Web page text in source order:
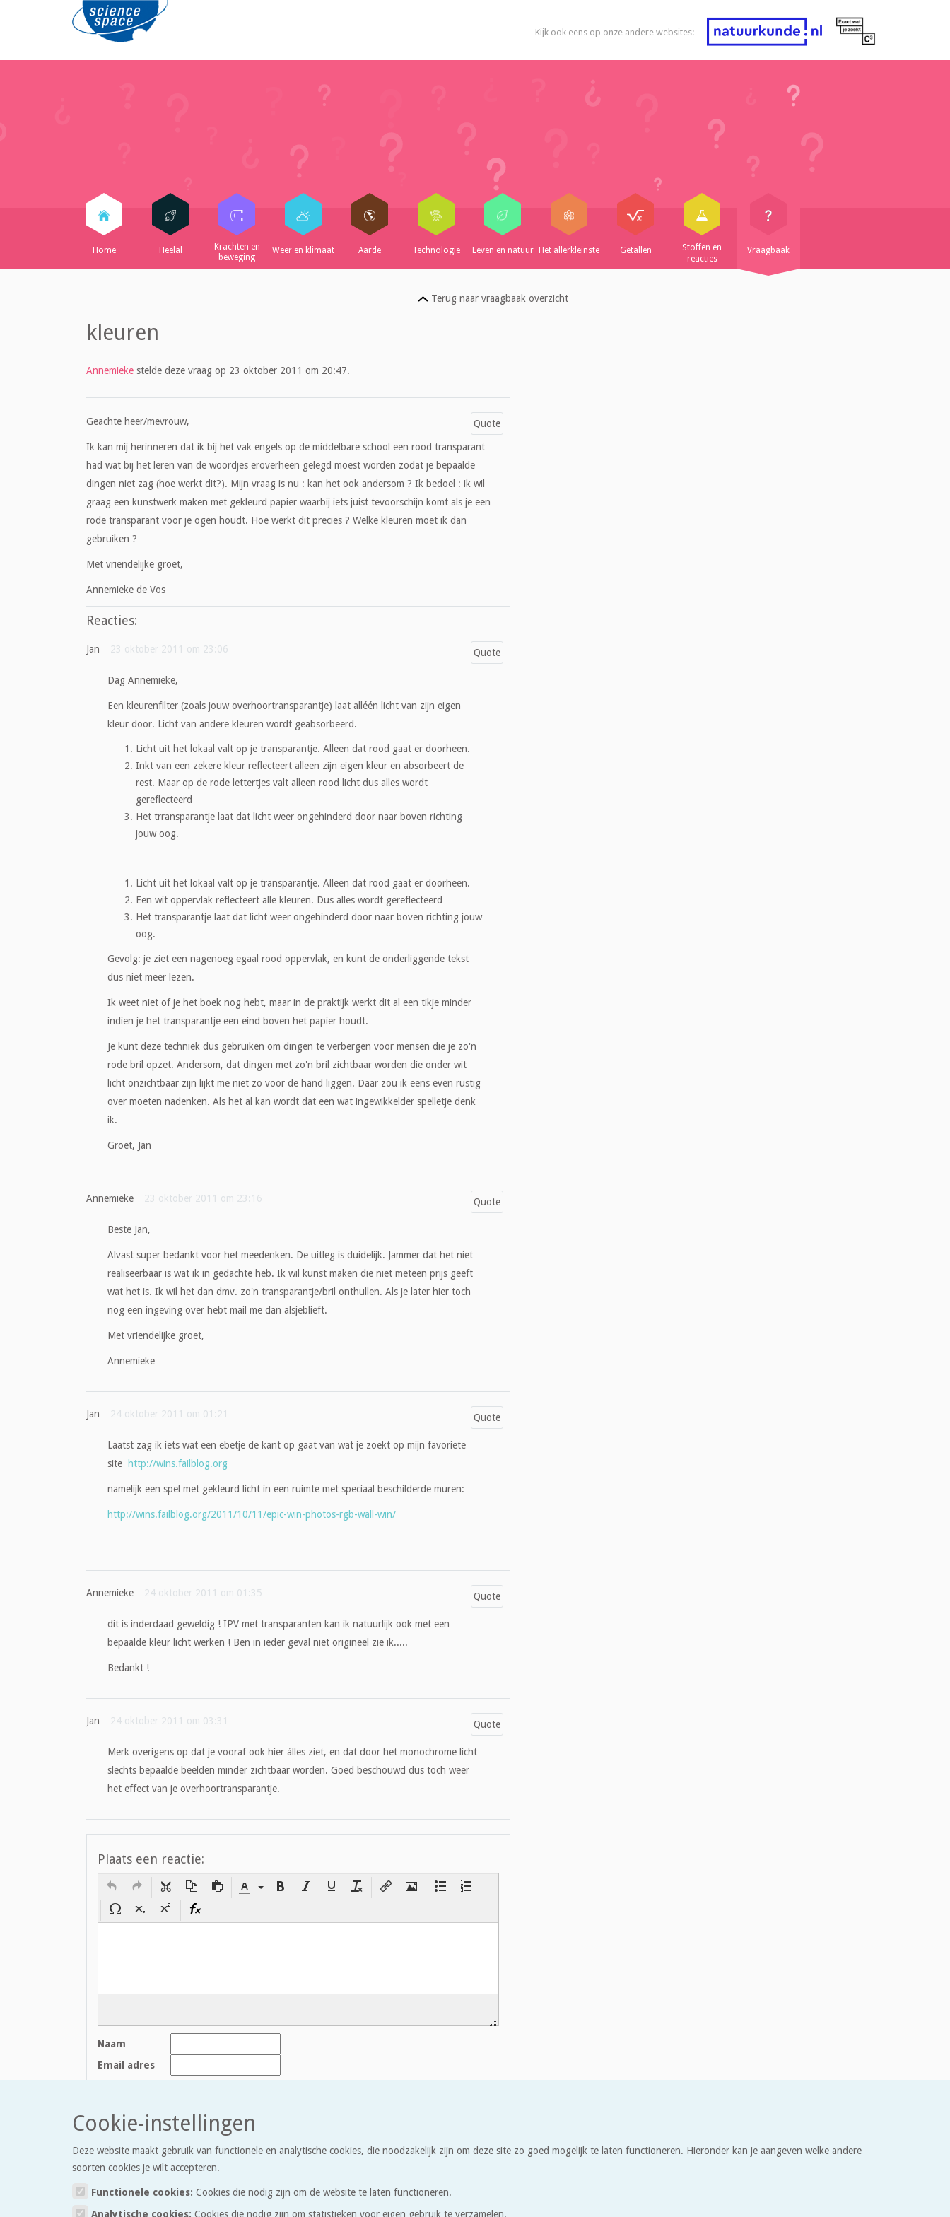
Kijk ook eens op onze andere websites:
Home Heelal
Krachten en
beweging
Weer en klimaat Aarde Technologie Leven en natuur Het allerkleinste Getallen
Stoffen en
reacties
Vraagbaak
Terug naar vraagbaak overzicht
kleuren
Annemieke stelde deze vraag op 23 oktober 2011 om 20:47.
Quote
Geachte heer/mevrouw,
Ik kan mij herinneren dat ik bij het vak engels op de middelbare school een rood transparant
had wat bij het leren van de woordjes eroverheen gelegd moest worden zodat je bepaalde
dingen niet zag (hoe werkt dit?). Mijn vraag is nu : kan het ook andersom ? Ik bedoel : ik wil
graag een kunstwerk maken met gekleurd papier waarbij iets juist tevoorschijn komt als je een
rode transparant voor je ogen houdt. Hoe werkt dit precies ? Welke kleuren moet ik dan
gebruiken ?
Met vriendelijke groet,
Annemieke de Vos
Reacties:
Jan 23 oktober 2011 om 23:06 Quote
Dag Annemieke,
Een kleurenfilter (zoals jouw overhoortransparantje) laat alléén licht van zijn eigen
kleur door. Licht van andere kleuren wordt geabsorbeerd.
Licht uit het lokaal valt op je transparantje. Alleen dat rood gaat er doorheen.
Inkt van een zekere kleur reflecteert alleen zijn eigen kleur en absorbeert de
rest. Maar op de rode lettertjes valt alleen rood licht dus alles wordt
gereflecteerd
Het trransparantje laat dat licht weer ongehinderd door naar boven richting
jouw oog.
Licht uit het lokaal valt op je transparantje. Alleen dat rood gaat er doorheen.
Een wit oppervlak reflecteert alle kleuren. Dus alles wordt gereflecteerd
Het transparantje laat dat licht weer ongehinderd door naar boven richting jouw
oog.
Gevolg: je ziet een nagenoeg egaal rood oppervlak, en kunt de onderliggende tekst
dus niet meer lezen.
Ik weet niet of je het boek nog hebt, maar in de praktijk werkt dit al een tikje minder
indien je het transparantje een eind boven het papier houdt.
Je kunt deze techniek dus gebruiken om dingen te verbergen voor mensen die je zo'n
rode bril opzet. Andersom, dat dingen met zo'n bril zichtbaar worden die onder wit
licht onzichtbaar zijn lijkt me niet zo voor de hand liggen. Daar zou ik eens even rustig
over moeten nadenken. Als het al kan wordt dat een wat ingewikkelder spelletje denk
ik.
Groet, Jan
Annemieke 23 oktober 2011 om 23:16 Quote
Beste Jan,
Alvast super bedankt voor het meedenken. De uitleg is duidelijk. Jammer dat het niet
realiseerbaar is wat ik in gedachte heb. Ik wil kunst maken die niet meteen prijs geeft
wat het is. Ik wil het dan dmv. zo'n transparantje/bril onthullen. Als je later hier toch
nog een ingeving over hebt mail me dan alsjeblieft.
Met vriendelijke groet,
Annemieke
Jan 24 oktober 2011 om 01:21 Quote
Laatst zag ik iets wat een ebetje de kant op gaat van wat je zoekt op mijn favoriete
site
http://wins.failblog.org
namelijk een spel met gekleurd licht in een ruimte met speciaal beschilderde muren:
http://wins.failblog.org/2011/10/11/epic-win-photos-rgb-wall-win/
Annemieke 24 oktober 2011 om 01:35 Quote
dit is inderdaad geweldig ! IPV met transparanten kan ik natuurlijk ook met een
bepaalde kleur licht werken ! Ben in ieder geval niet origineel zie ik.....
Bedankt !
Jan 24 oktober 2011 om 03:31 Quote
Merk overigens op dat je vooraf ook hier álles ziet, en dat door het monochrome licht
slechts bepaalde beelden minder zichtbaar worden. Goed beschouwd dus toch weer
het effect van je overhoortransparantje.
Plaats een reactie:
Naam
Email adres
Bijlagen:
Bevestig dat je geen robot bent:
Cookie-instellingen
Deze website maakt gebruik van functionele en analytische cookies, die noodzakelijk zijn om deze site zo goed mogelijk te laten functioneren. Hieronder kan je aangeven welke andere
soorten cookies je wilt accepteren.
Functionele cookies: Cookies die nodig zijn om de website te laten functioneren.
Analytische cookies: Cookies die nodig zijn om statistieken voor eigen gebruik te verzamelen.